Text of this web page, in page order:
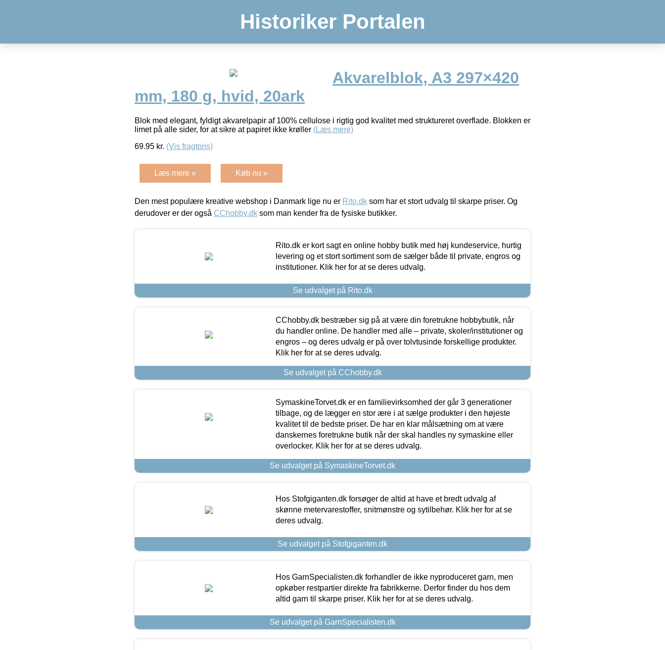
Historiker Portalen
Akvarelblok, A3 297×420
mm, 180 g, hvid, 20ark
Blok med elegant, fyldigt akvarelpapir af 100% cellulose i rigtig god kvalitet med struktureret overflade. Blokken er
limet på alle sider, for at sikre at papiret ikke krøller (Læs mere)
69.95 kr. (Vis fragtpris)
Læs mere » Køb nu »
Den mest populære kreative webshop i Danmark lige nu er Rito.dk som har et stort udvalg til skarpe priser. Og
derudover er der også CChobby.dk som man kender fra de fysiske butikker.
Rito.dk er kort sagt en online hobby butik med høj kundeservice, hurtig
levering og et stort sortiment som de sælger både til private, engros og
institutioner. Klik her for at se deres udvalg.
Se udvalget på Rito.dk
CChobby.dk bestræber sig på at være din foretrukne hobbybutik, når
du handler online. De handler med alle – private, skoler/institutioner og
engros – og deres udvalg er på over tolvtusinde forskellige produkter.
Klik her for at se deres udvalg.
Se udvalget på CChobby.dk
SymaskineTorvet.dk er en familievirksomhed der går 3 generationer
tilbage, og de lægger en stor ære i at sælge produkter i den højeste
kvalitet til de bedste priser. De har en klar målsætning om at være
danskernes foretrukne butik når der skal handles ny symaskine eller
overlocker. Klik her for at se deres udvalg.
Se udvalget på SymaskineTorvet.dk
Hos Stofgiganten.dk forsøger de altid at have et bredt udvalg af
skønne metervarestoffer, snitmønstre og sytilbehør. Klik her for at se
deres udvalg.
Se udvalget på Stofgiganten.dk
Hos GarnSpecialisten.dk forhandler de ikke nyproduceret garn, men
opkøber restpartier direkte fra fabrikkerne. Derfor finder du hos dem
altid garn til skarpe priser. Klik her for at se deres udvalg.
Se udvalget på GarnSpecialisten.dk